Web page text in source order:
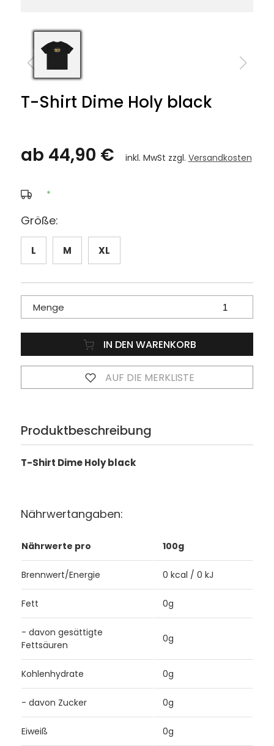
T-Shirt Dime Holy black
ab 44,90 € inkl. MwSt zzgl. Versandkosten
*
Größe:
L M XL
Menge
IN DEN WARENKORB
AUF DIE MERKLISTE
Produktbeschreibung
T-Shirt Dime Holy black
Nährwertangaben:
Nährwerte pro 100g
Brennwert/Energie 0 kcal / 0 kJ
Fett 0g
- davon gesättigte
Fettsäuren
0g
Kohlenhydrate 0g
- davon Zucker 0g
Eiweiß 0g